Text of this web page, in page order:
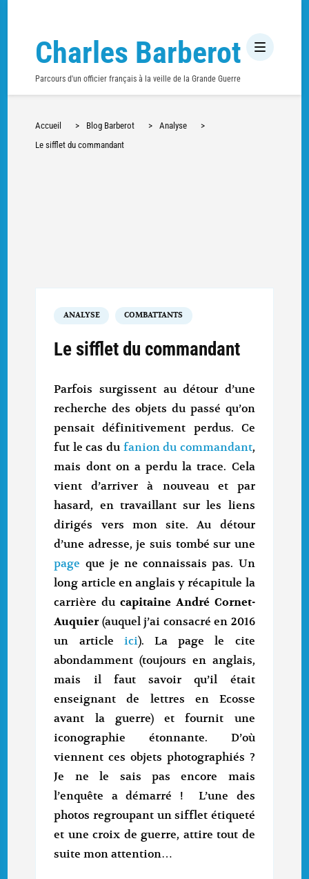
Charles Barberot
Parcours d'un officier français à la veille de la Grande Guerre
Accueil > Blog Barberot > Analyse
>
Le sifflet du commandant
ANALYSE COMBATTANTS
Le sifflet du commandant
Parfois surgissent au détour d’une
recherche des objets du passé qu’on
pensait définitivement perdus. Ce
fut le cas du fanion du commandant,
mais dont on a perdu la trace. Cela
vient d’arriver à nouveau et par
hasard, en travaillant sur les liens
dirigés vers mon site. Au détour
d’une adresse, je suis tombé sur une
page que je ne connaissais pas. Un
long article en anglais y récapitule la
carrière du capitaine André Cornet-
Auquier(auquel j’ai consacré en 2016
un article ici). La page le cite
abondamment (toujours en anglais,
mais il faut savoir qu’il était
enseignant de lettres en Ecosse
avant la guerre) et fournit une
iconographie étonnante. D’où
viennent ces objets photographiés ?
Je ne le sais pas encore mais
l’enquête a démarré ! L’une des
photos regroupant un sifflet étiqueté
et une croix de guerre, attire tout de
suite mon attention…